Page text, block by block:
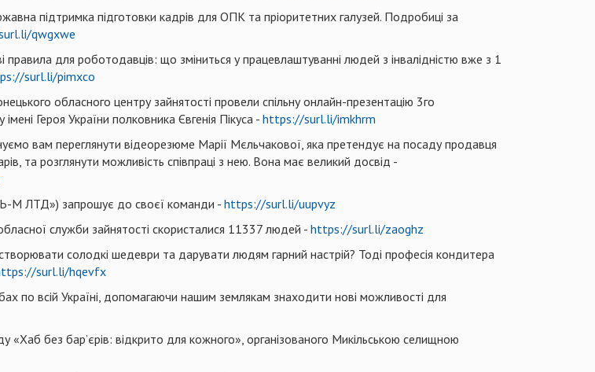
підтримка підготовки кадрів для ОПК та пріоритетних галузей. Подробиці за
qwgxwe
правила для роботодавців: що зміниться у працевлаштуванні людей з інвалідністю вже з 1
surl.li/pimxco
обласного центру зайнятості провели спільну онлайн-презентацію 3го
Героя України полковника Євгенія Пікуса - https://surl.li/imkhrm
вам переглянути відеорезюме Марії Мєльчакової, яка претендує на посаду продавця
та розглянути можливість співпраці з нею. Вона має великий досвід -
М ЛТД») запрошує до своєї команди -https://surl.li/uupvyz
служби зайнятості скористалися 11337 людей - https://surl.li/zaoghz
солодкі шедеври та дарувати людям гарний настрій? Тоді професія кондитера
surl.li/hqevfx
по всій Україні, допомагаючи нашим землякам знаходити нові можливості для
«Хаб без бар’єрів: відкрито для кожного», організованого Микільською селищною